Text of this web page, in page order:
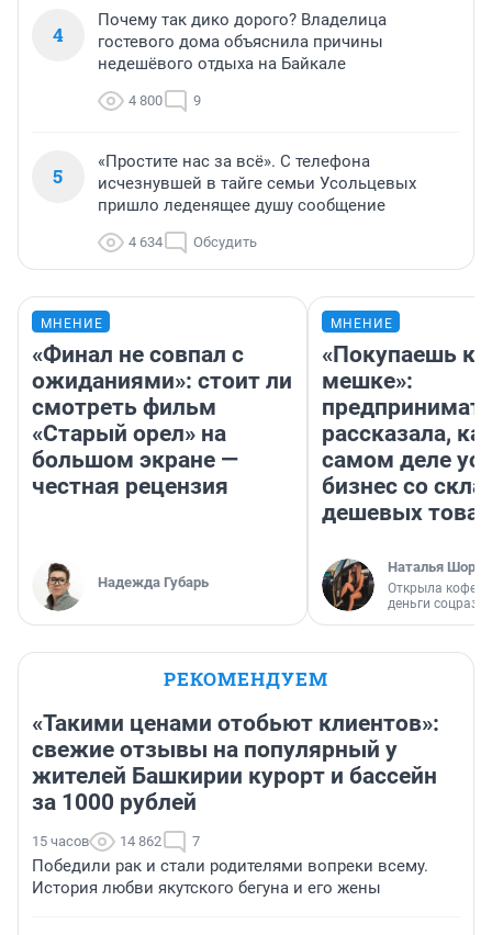
4
Почему так дико дорого? Владелица
гостевого дома объяснила причины
недешёвого отдыха на Байкале
4 800 9
5
«Простите нас за всё». С телефона
исчезнувшей в тайге семьи Усольцевых
пришло леденящее душу сообщение
4 634 Обсудить
МНЕНИЕ
«Финал не совпал с
ожиданиями»: стоит ли
смотреть фильм
«Старый орел» на
большом экране —
честная рецензия
Надежда Губарь
МНЕНИЕ
«Покупаешь
мешке»:
рассказала,
самом деле
бизнес со
дешевых
Наталья
Открыла
деньги
РЕКОМЕНДУЕМ
«Такими ценами отобьют клиентов»:
свежие отзывы на популярный у
жителей Башкирии курорт и бассейн
за 1000 рублей
15 часов 14 862 7
Победили рак и стали родителями вопреки всему.
История любви якутского бегуна и его жены